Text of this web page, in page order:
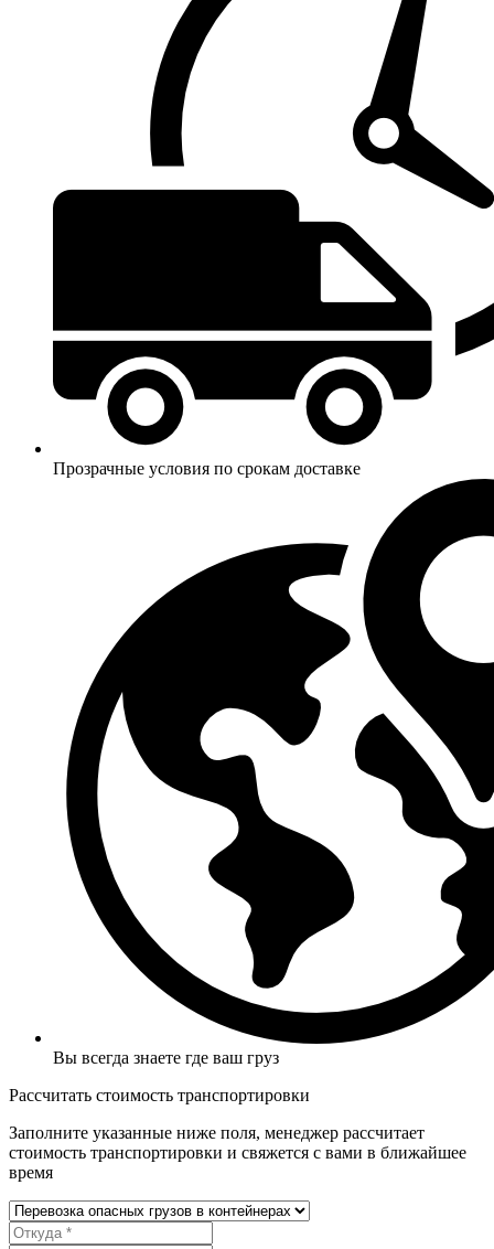
Прозрачные условия по срокам доставке
Вы всегда знаете где ваш груз
Рассчитать стоимость транспортировки
Заполните указанные ниже поля, менеджер рассчитает
стоимость транспортировки и свяжется с вами в ближайшее
время